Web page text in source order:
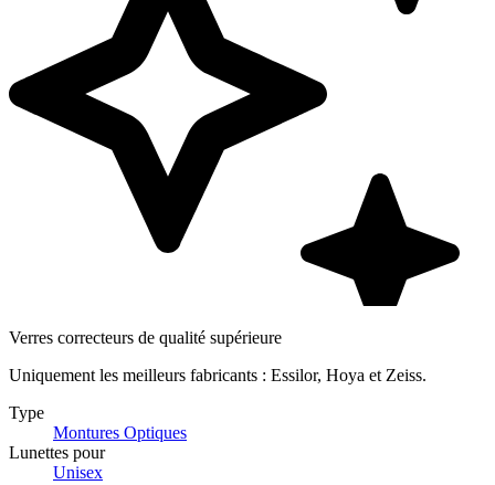
Verres correcteurs de qualité supérieure
Uniquement les meilleurs fabricants : Essilor, Hoya et Zeiss.
Type
Montures Optiques
Lunettes pour
Unisex